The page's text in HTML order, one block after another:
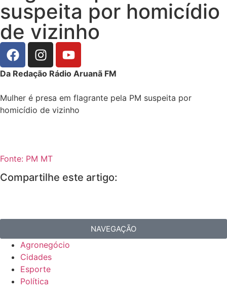
suspeita por homicídio
de vizinho
Da Redação Rádio Aruanã FM
Mulher é presa em flagrante pela PM suspeita por
homicídio de vizinho
Fonte: PM MT
Compartilhe este artigo:
NAVEGAÇÃO
Agronegócio
Cidades
Esporte
Política